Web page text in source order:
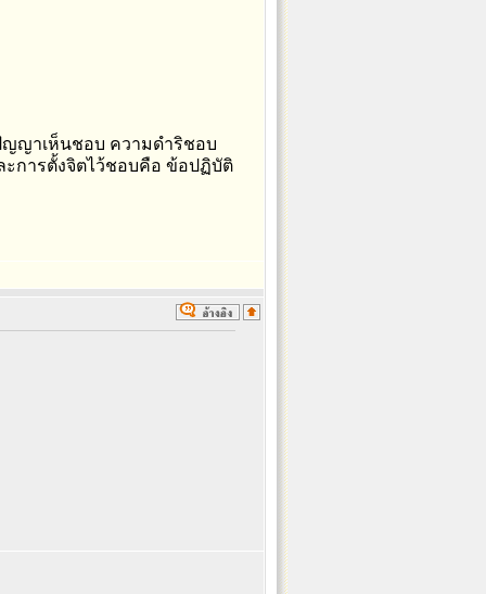
ญญาเห็นชอบ ความดำริชอบ
ะการตั้งจิตไว้ชอบคือ ข้อปฏิบัติ